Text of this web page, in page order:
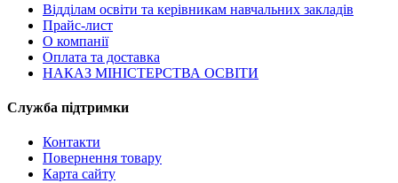
Відділам освіти та керівникам навчальних закладів
Прайс-лист
О компанії
Оплата та доставка
НАКАЗ МІНІСТЕРСТВА ОСВІТИ
Служба підтримки
Контакти
Повернення товару
Карта сайту